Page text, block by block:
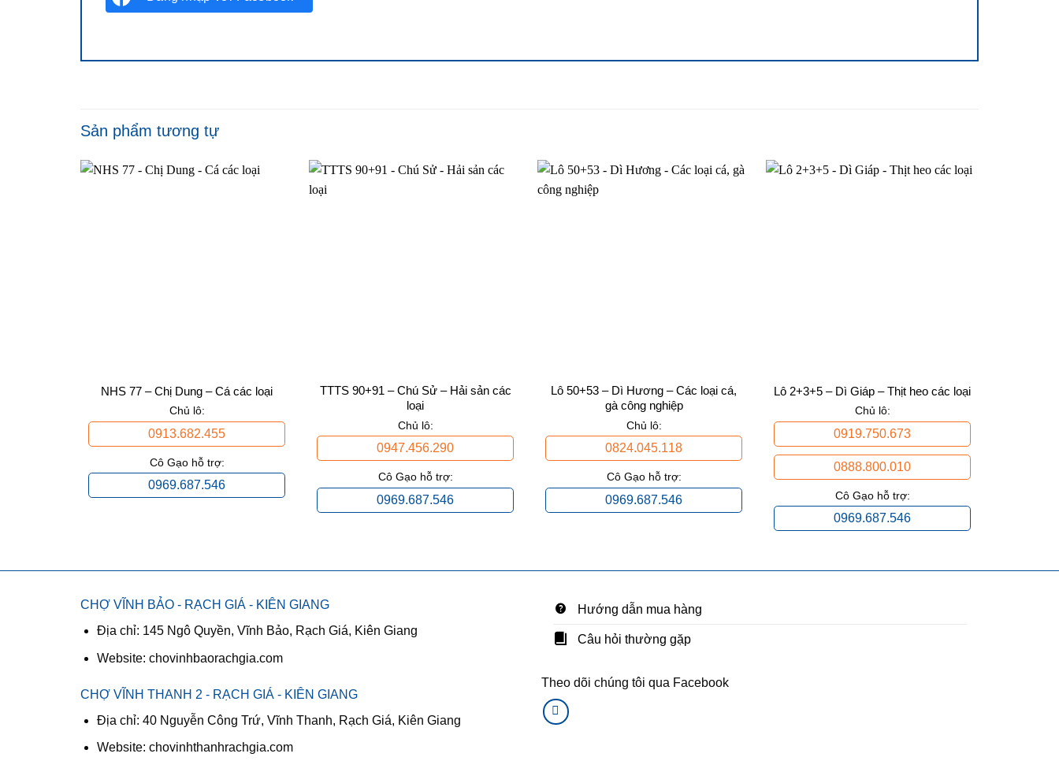
Sản phẩm tương tự
NHS 77 – Chị Dung – Cá các loại
Chủ lô:
0913.682.455
Cô Gạo hỗ trợ:
0969.687.546
TTTS 90+91 – Chú Sử – Hải sản các
loại
Chủ lô:
0947.456.290
Cô Gạo hỗ trợ:
0969.687.546
Lô 50+53 – Dì Hương – Các loại cá,
gà công nghiệp
Chủ lô:
0824.045.118
Cô Gạo hỗ trợ:
0969.687.546
Lô 2+3+5 – Dì Giáp – Thịt heo các loại
Chủ lô:
0919.750.673
0888.800.010
Cô Gạo hỗ trợ:
0969.687.546
CHỢ VĨNH BẢO - RẠCH GIÁ - KIÊN GIANG
Địa chỉ: 145 Ngô Quyền, Vĩnh Bảo, Rạch Giá, Kiên Giang
Website: chovinhbaorachgia.com
CHỢ VĨNH THANH 2 - RẠCH GIÁ - KIÊN GIANG
Địa chỉ: 40 Nguyễn Công Trứ, Vĩnh Thanh, Rạch Giá, Kiên Giang
Website: chovinhthanhrachgia.com
Hướng dẫn mua hàng
Câu hỏi thường gặp
Theo dõi chúng tôi qua Facebook